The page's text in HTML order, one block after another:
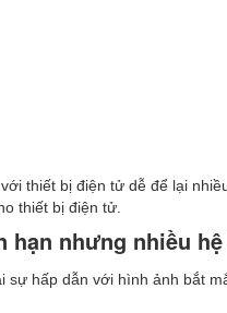
thiết bị điện tử dễ để lại
thiết bị điện tử.
hạn nhưng nhiều
hấp dẫn với hình ảnh bắt